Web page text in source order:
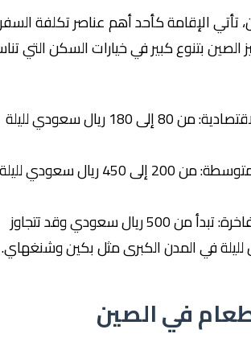
الإقامة كأحد أهم عناصر تكلفة السفر
بتنوع كبير في خيارات السكن التي تناسب
الفنادق الاقتصادية: من 80 إلى 180 ريال سعودي لليلة
الفنادق المتوسطة: من 200 إلى 450 ريال سعودي لليلة
الفنادق الفاخرة: تبدأ من 500 ريال سعودي وقد تتجاوز
في الصين